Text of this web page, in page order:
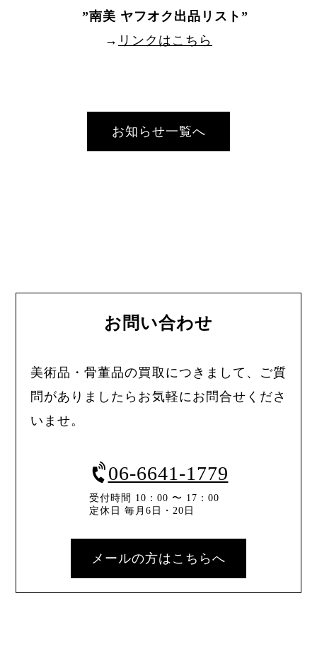
”南美 ヤフオク出品リスト ”
→ リンクはこちら
お知らせ一覧へ
お問い合わせ
美術品・骨董品の買取につきまして、ご質
問がありましたらお気軽にお問合せくださ
いませ。
06-6641-1779
受付時間 10：00 〜 17：00
定休日 毎月6日・20日
メールの方はこちらへ